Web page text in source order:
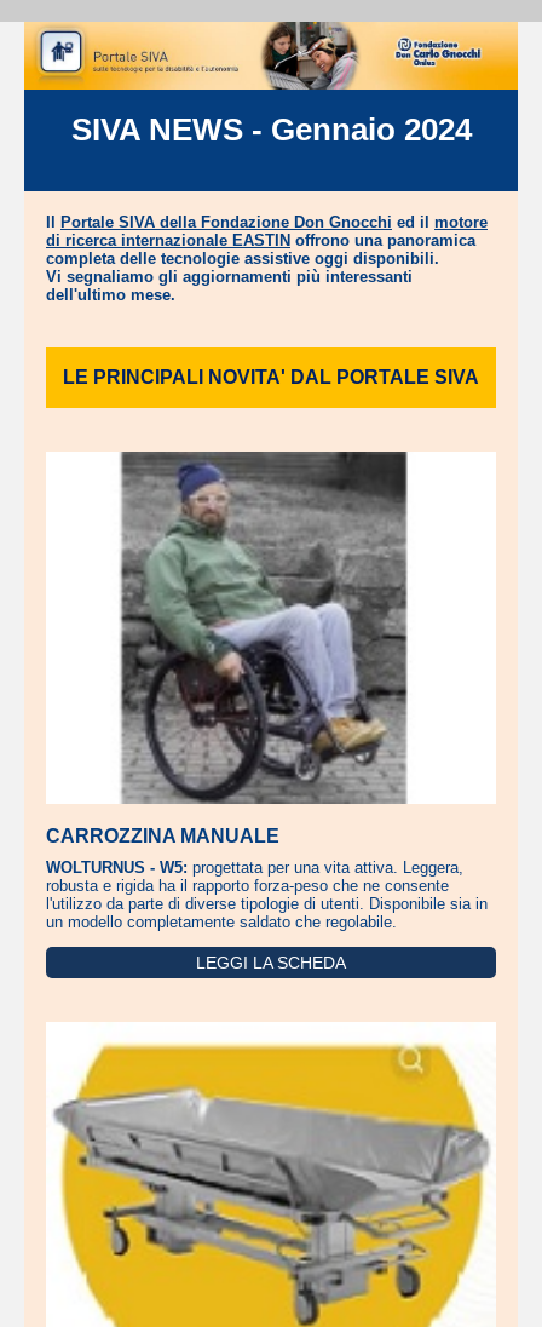
SIVA NEWS - Gennaio 2024
Portale SIVA della Fondazione Don Gnocchi ed il motore
di ricerca internazionale EASTIN offrono una panoramica
completa delle tecnologie assistive oggi disponibili.
Vi segnaliamo gli aggiornamenti più interessanti
dell'ultimo mese.
LE PRINCIPALI NOVITA' DAL PORTALE SIVA
CARROZZINA MANUALE
WOLTURNUS - W5: progettata per una vita attiva. Leggera,
robusta e rigida ha il rapporto forza-peso che ne consente
l'utilizzo da parte di diverse tipologie di utenti. Disponibile sia in
un modello completamente saldato che regolabile.
LEGGI LA SCHEDA